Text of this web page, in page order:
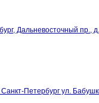
Дальневосточный пр.,
Петербург ул.